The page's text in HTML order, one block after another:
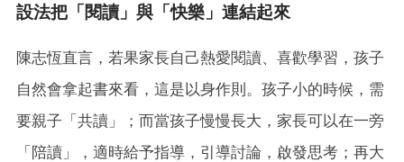
設法把「閱讀」與「快樂」連結起來
陳志恆直言，若果家長自己熱愛閱讀、喜歡學習，孩子
自然會拿起書來看，這是以身作則。孩子小的時候，需
要親子「共讀」；而當孩子慢慢長大，家長可以在一旁
「陪讀」，適時給予指導，引導討論，啟發思考；再大